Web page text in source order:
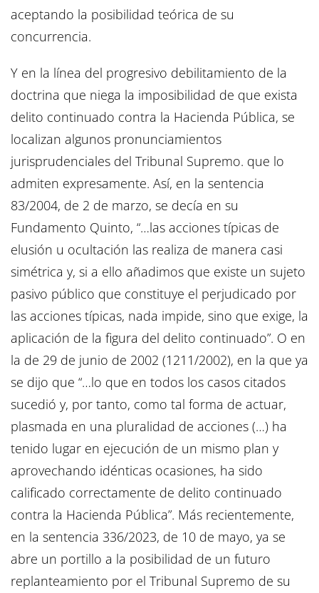
aceptando la posibilidad teórica de su
concurrencia.
Y en la línea del progresivo debilitamiento de la
doctrina que niega la imposibilidad de que exista
delito continuado contra la Hacienda Pública, se
localizan algunos pronunciamientos
jurisprudenciales del Tribunal Supremo. que lo
admiten expresamente. Así, en la sentencia
83/2004, de 2 de marzo, se decía en su
Fundamento Quinto, “…las acciones típicas de
elusión u ocultación las realiza de manera casi
simétrica y, si a ello añadimos que existe un sujeto
pasivo público que constituye el perjudicado por
las acciones típicas, nada impide, sino que exige, la
aplicación de la figura del delito continuado”. O en
la de 29 de junio de 2002 (1211/2002), en la que ya
se dijo que “…lo que en todos los casos citados
sucedió y, por tanto, como tal forma de actuar,
plasmada en una pluralidad de acciones (…) ha
tenido lugar en ejecución de un mismo plan y
aprovechando idénticas ocasiones, ha sido
calificado correctamente de delito continuado
contra la Hacienda Pública”. Más recientemente,
en la sentencia 336/2023, de 10 de mayo, ya se
abre un portillo a la posibilidad de un futuro
replanteamiento por el Tribunal Supremo de su